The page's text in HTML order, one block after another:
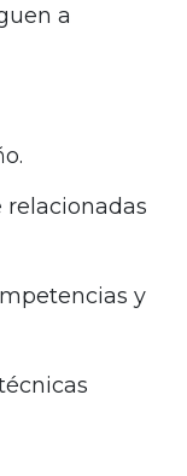
a
relacionadas
y